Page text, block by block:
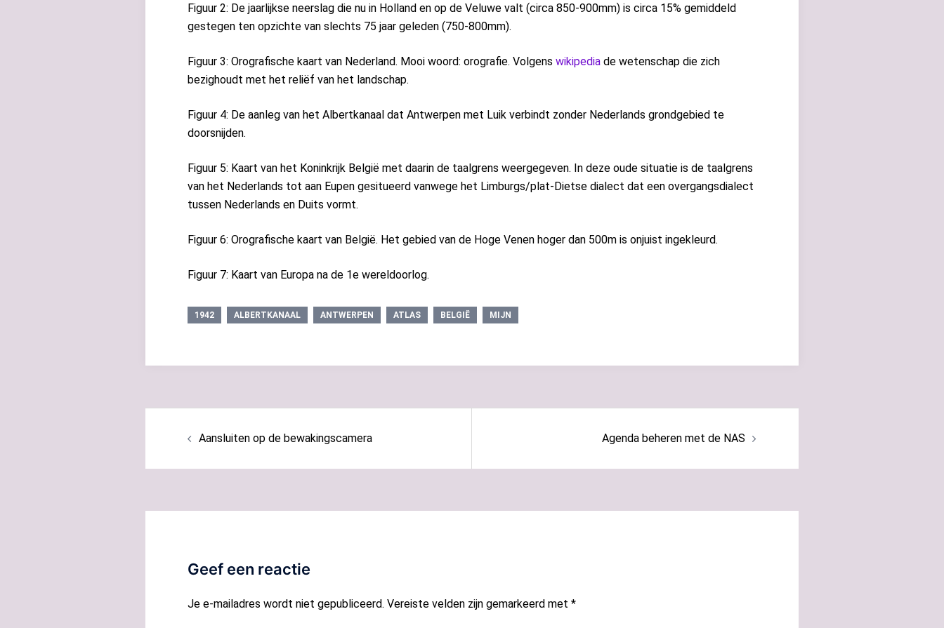
Figuur 2: De jaarlijkse neerslag die nu in Holland en op de Veluwe valt (circa 850-900mm) is circa 15% gemiddeld
gestegen ten opzichte van slechts 75 jaar geleden (750-800mm).
Figuur 3: Orografische kaart van Nederland. Mooi woord: orografie. Volgens wikipedia de wetenschap die zich
bezighoudt met het reliëf van het landschap.
Figuur 4: De aanleg van het Albertkanaal dat Antwerpen met Luik verbindt zonder Nederlands grondgebied te
doorsnijden.
Figuur 5: Kaart van het Koninkrijk België met daarin de taalgrens weergegeven. In deze oude situatie is de taalgrens
van het Nederlands tot aan Eupen gesitueerd vanwege het Limburgs/plat-Dietse dialect dat een overgangsdialect
tussen Nederlands en Duits vormt.
Figuur 6: Orografische kaart van België. Het gebied van de Hoge Venen hoger dan 500m is onjuist ingekleurd.
Figuur 7: Kaart van Europa na de 1e wereldoorlog.
1942 ALBERTKANAAL ANTWERPEN ATLAS BELGIË MIJN
navigatieAansluiten op de bewakingscamera Agenda beheren met de NAS
Geef een reactie
Je e-mailadres wordt niet gepubliceerd. Vereiste velden zijn gemarkeerd met *